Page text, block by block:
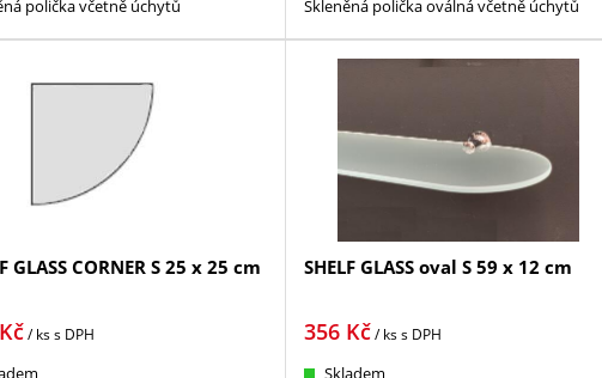
polička včetně úchytů Skleněná polička oválná včetně úchytů
GLASS CORNER S 25 x 25 cm
/ kss DPH
SHELF GLASS oval S 59 x 12 cm
356Kč/ kss DPH
Skladem